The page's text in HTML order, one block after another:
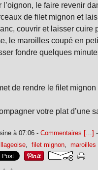
l’oignon, le faire revenir
de filet mignon et
couvrir et laisser cuire
le maroilles coupé en
fondre quelques
de rendre le filet
votre plat d’une
à 07:06 - Commentaires […]
, filet mignon, maroilles